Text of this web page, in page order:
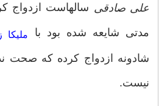
علی صادقی سالهاست ازدواج
مدتی شایعه شده بود با ملیکا
شادونه ازدواج کرده که صحت
نیست.